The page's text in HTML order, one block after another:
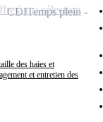
des haies et
et entretien des
CDITemps plein
à ma sélection